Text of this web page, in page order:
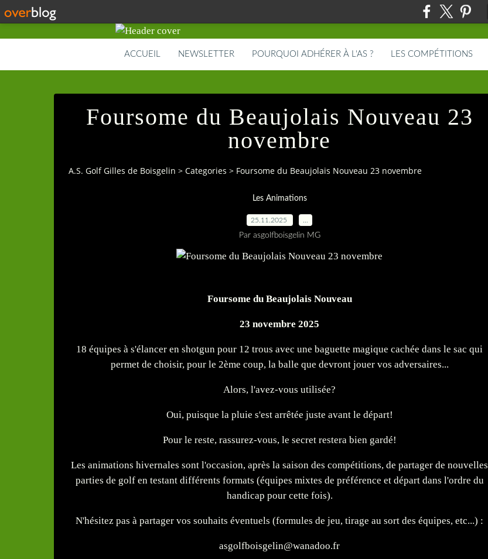
ACCUEIL NEWSLETTER POURQUOI ADHÉRER À L'AS ? LES COMPÉTITIONS
Foursome du Beaujolais Nouveau 23
novembre
A.S. Golf Gilles de Boisgelin > Categories > Foursome du Beaujolais Nouveau 23 novembre
Les Animations
25.11.2025
Par asgolfboisgelin MG
Foursome du Beaujolais Nouveau
23 novembre 2025
18 équipes à s'élancer en shotgun pour 12 trous avec une baguette magique cachée dans le sac qui
permet de choisir, pour le 2ème coup, la balle que devront jouer vos adversaires...
Alors, l'avez-vous utilisée?
Oui, puisque la pluie s'est arrêtée juste avant le départ!
Pour le reste, rassurez-vous, le secret restera bien gardé!
Les animations hivernales sont l'occasion, après la saison des compétitions, de partager de nouvelles
parties de golf en testant différents formats (équipes mixtes de préférence et départ dans l'ordre du
handicap pour cette fois).
N'hésitez pas à partager vos souhaits éventuels (formules de jeu, tirage au sort des équipes, etc...) :
asgolfboisgelin@wanadoo.fr